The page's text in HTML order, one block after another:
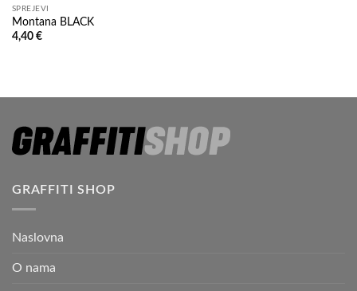
SPREJEVI
Montana BLACK
4,40 €
GRAFFITI SHOP
Naslovna
O nama